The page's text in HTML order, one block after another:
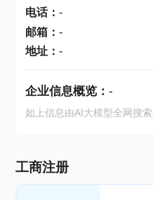
电话： -
邮箱： -
地址： -
企业信息概览： -
如上信息由AI大模型全网搜
工商注册